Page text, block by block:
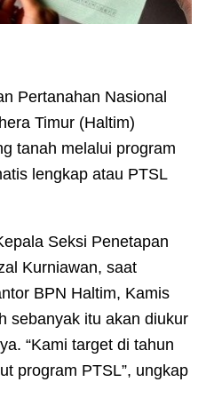
Pertanahan Nasional
Timur (Haltim)
tanah melalui program
lengkap atau PTSL
Seksi Penetapan
Kurniawan, saat
BPN Haltim, Kamis
sebanyak itu akan diukur
“Kami target di tahun
program PTSL”, ungkap